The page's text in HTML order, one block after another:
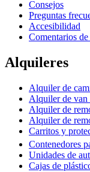
Consejos
Preguntas
Accesibilidad
Comentarios
Alquileres
Alquiler de
Alquiler de van
Alquiler de
Alquiler de
Carritos y
Contenedores
Unidades de
Cajas de